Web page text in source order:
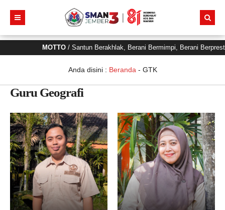
MOTTO/ Santun Berakhlak, Berani Bermimpi, Berani
Anda disini : Beranda - GTK
Guru Geografi